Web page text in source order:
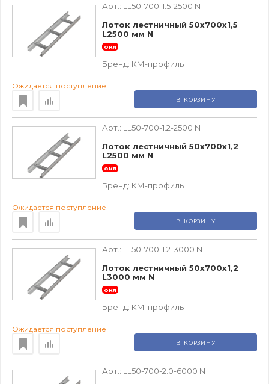
Арт.: LL50-700-1.5-2500 N
Лоток лестничный 50х700х1,5
L2500 мм N
окл
Бренд: КМ-профиль
Ожидается поступление
В КОРЗИНУ
Арт.: LL50-700-1.2-2500 N
Лоток лестничный 50х700х1,2
L2500 мм N
окл
Бренд: КМ-профиль
Ожидается поступление
В КОРЗИНУ
Арт.: LL50-700-1.2-3000 N
Лоток лестничный 50х700х1,2
L3000 мм N
окл
Бренд: КМ-профиль
Ожидается поступление
В КОРЗИНУ
Арт.: LL50-700-2.0-6000 N